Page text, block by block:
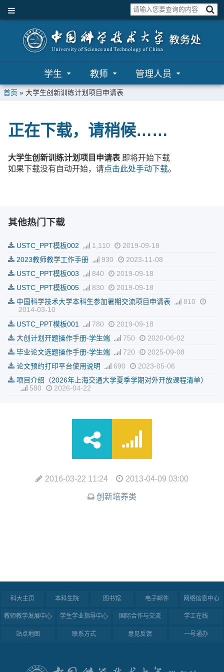
学生 教师 管理人员
首页 » 大学生创新训练计划项目申请表
正在下载，请稍候……
大学生创新训练计划项目申请表 即将开始下载
如果下载没有自动开始，请点击此处手动下载。
其他热门下载
USTC_PPT模板002 1,110
2019-09-18
2023教师教学工作手册
930
2023-11-08
USTC_PPT模板003
840
2019-09-18
USTC_PPT模板005
830
2019-09-18
中国科学技术大学本科生参加暑期交流项目申请表
810
2014-03-10
USTC_PPT模板001
780
2019-09-18
大创计划开题操作手册-学生端
750
2020-06-02
毕业论文选题操作手册-学生端
720
2025-09-08
论文预约打印平台使用说明
690
2023-05-06
项目介绍（2026年上海交通大学夏季学期对外开放课程清单）
580
2026-04-22
2016-03-22 11:24 2013-04-09 03:00
创新培养类
科大主页 本科生院 图书馆 电子邮件 网络信息中心
教师教学发展中心 学生学业指导中心 国际合作与交流 学工在线
站点地图 联系方式 意见反馈 一号通办